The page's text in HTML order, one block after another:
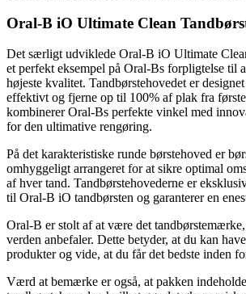
Oral-B iO Ultimate Clean
Det særligt udviklede Oral-B iO Ultimate
et perfekt eksempel på Oral-Bs forpligtelse til
højeste kvalitet. Tandbørstehovedet er
effektivt og fjerne op til 100% af plak fra
kombinerer Oral-Bs perfekte vinkel med
for den ultimative rengøring.
På det karakteristiske runde børstehoved er
omhyggeligt arrangeret for at sikre optimal
af hver tand. Tandbørstehovederne er
til Oral-B iO tandbørsten og garanterer en
Oral-B er stolt af at være det
verden anbefaler. Dette betyder, at du kan
produkter og vide, at du får det bedste inden
Værd at bemærke er også, at pakken